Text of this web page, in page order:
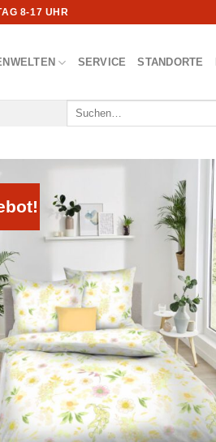
8-17 UHR
SERVICE STANDORTE
Suchen